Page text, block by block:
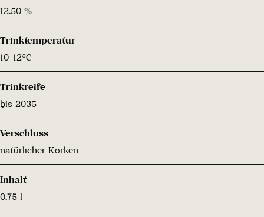
12.50 %
Trinktemperatur
10-12°C
Trinkreife
bis 2035
Verschluss
natürlicher Korken
Inhalt
0.75 l